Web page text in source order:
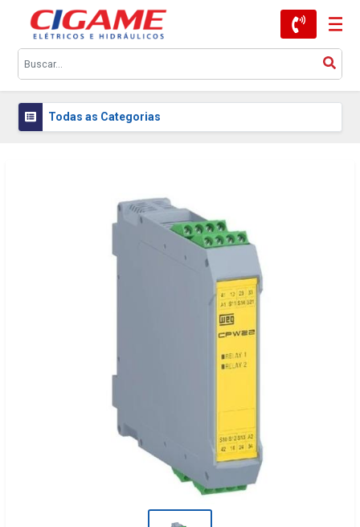
Todas as Categorias